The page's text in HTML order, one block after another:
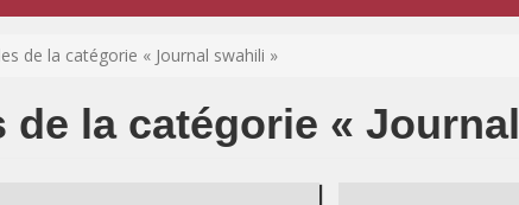
de la catégorie « Journal swahili »
de la catégorie «